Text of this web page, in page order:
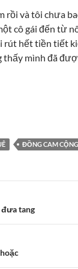
rồi và tôi chưa
cô gái đến từ
rút hết tiền tiết
thấy mình đã
ĐỒNG CAM
tang